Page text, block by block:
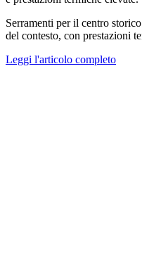
Serramenti per il centro
del contesto, con prestazioni
Leggi l'articolo completo